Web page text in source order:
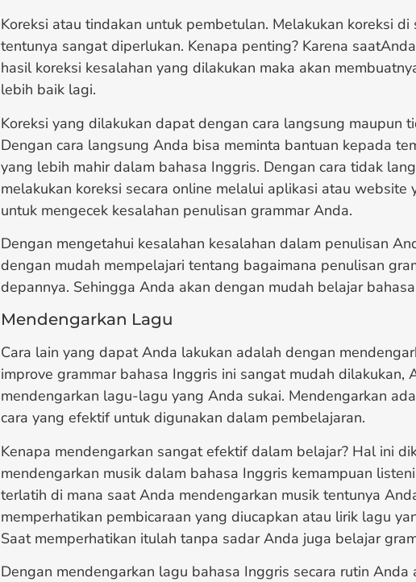
Koreksi atau tindakan untuk pembetulan. Melakukan koreksi di
tentunya sangat diperlukan. Kenapa penting? Karena
hasil koreksi kesalahan yang dilakukan maka akan
lebih baik lagi.
Koreksi yang dilakukan dapat dengan cara langsung maupun
Dengan cara langsung Anda bisa meminta bantuan kepada
yang lebih mahir dalam bahasa Inggris. Dengan cara tidak
melakukan koreksi secara online melalui aplikasi atau website
untuk mengecek kesalahan penulisan grammar Anda.
Dengan mengetahui kesalahan kesalahan dalam penulisan
dengan mudah mempelajari tentang bagaimana penulisan
depannya. Sehingga Anda akan dengan mudah belajar
Mendengarkan Lagu
Cara lain yang dapat Anda lakukan adalah dengan
improve grammar bahasa Inggris ini sangat mudah dilakukan,
mendengarkan lagu-lagu yang Anda sukai. Mendengarkan
cara yang efektif untuk digunakan dalam pembelajaran.
Kenapa mendengarkan sangat efektif dalam belajar? Hal ini
mendengarkan musik dalam bahasa Inggris kemampuan
terlatih di mana saat Anda mendengarkan musik tentunya
memperhatikan pembicaraan yang diucapkan atau lirik lagu
Saat memperhatikan itulah tanpa sadar Anda juga belajar
Dengan mendengarkan lagu bahasa Inggris secara rutin Anda